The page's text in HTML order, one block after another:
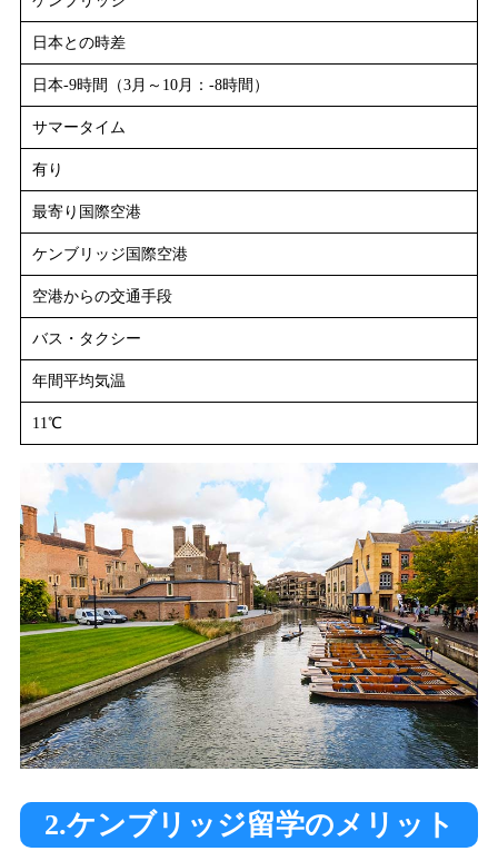
日本との時差
日本-9時間（3月～10月：-8時間）
サマータイム
有り
最寄り国際空港
ケンブリッジ国際空港
空港からの交通手段
バス・タクシー
年間平均気温
11℃
2.ケンブリッジ留学のメリット